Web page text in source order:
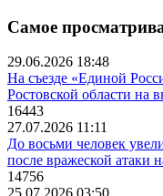
Самое
29.06.2026 18:48
На съезде «Единой
Ростовской области на
16443
27.07.2026 11:11
До восьми человек
после вражеской атаки
14756